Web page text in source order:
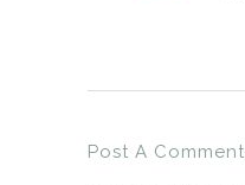
Post A Comment